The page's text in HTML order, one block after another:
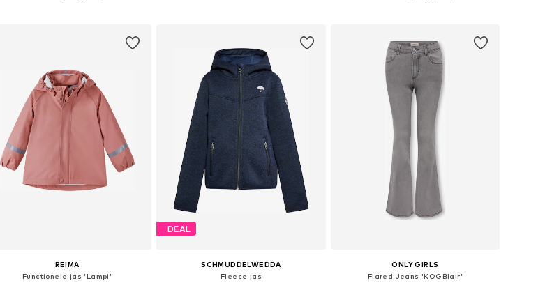
REIMA
Functionele jas 'Lampi'
DEAL
SCHMUDDELWEDDA
Fleece jas
ONLY GIRLS
Flared Jeans 'KOGBlair'